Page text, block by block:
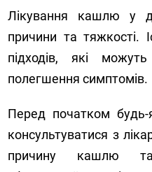
Лікування кашлю у
причини та тяжкості.
підходів, які
полегшення симптомів.
Перед початком будь-
консультуватися з
причину кашлю